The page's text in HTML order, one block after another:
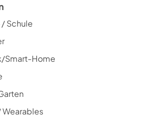
Schule
Smart-Home